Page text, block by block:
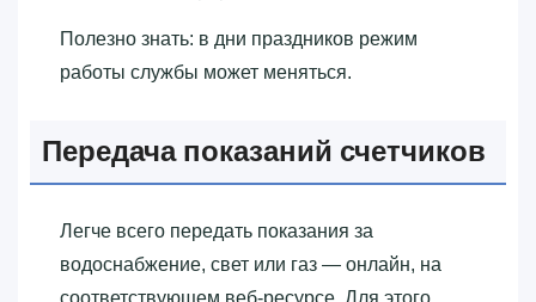
Полезно знать: в дни праздников режим
работы службы может меняться.
Передача показаний счетчиков
Легче всего передать показания за
водоснабжение, свет или газ — онлайн, на
соответствующем веб-ресурсе. Для этого